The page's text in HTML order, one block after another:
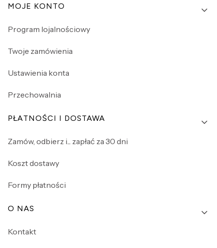
Linki w stopce
MOJE KONTO
Program lojalnościowy
Twoje zamówienia
Ustawienia konta
Przechowalnia
PŁATNOŚCI I DOSTAWA
Zamów, odbierz i... zapłać za 30 dni
Koszt dostawy
Formy płatności
O NAS
Kontakt